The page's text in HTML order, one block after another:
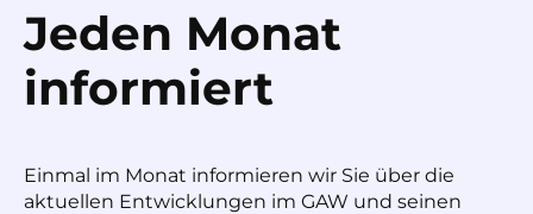
Jeden Monat
informiert
Einmal im Monat informieren wir Sie über die
aktuellen Entwicklungen im GAW und seinen